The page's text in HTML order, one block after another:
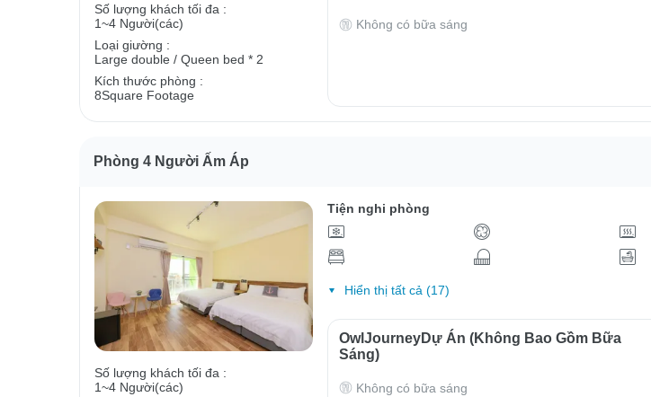
Số lượng khách tối đa :
1~4 Người(các)
Loại giường :
Large double / Queen bed * 2
Kích thước phòng :
8Square Footage
Không có bữa sáng
Phòng 4 Người Ấm Áp
Số lượng khách tối đa :
1~4 Người(các)
Tiện nghi phòng
Hiển thị tất cả (17)
OwlJourneyDự Án (Không Bao Gồm Bữa
Sáng)
Không có bữa sáng